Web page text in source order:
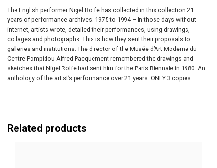
The English performer Nigel Rolfe has collected in this collection 21
years of performance archives. 1975 to 1994 – In those days without
internet, artists wrote, detailed their performances, using drawings,
collages and photographs. This is how they sent their proposals to
galleries and institutions. The director of the Musée d’Art Moderne du
Centre Pompidou Alfred Pacquement remembered the drawings and
sketches that Nigel Rolfe had sent him for the Paris Biennale in 1980. An
anthology of the artist’s performance over 21 years. ONLY 3 copies.
Related products